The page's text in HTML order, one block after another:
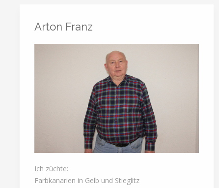
Arton Franz
Ich züchte:
Farbkanarien in Gelb und Stieglitz